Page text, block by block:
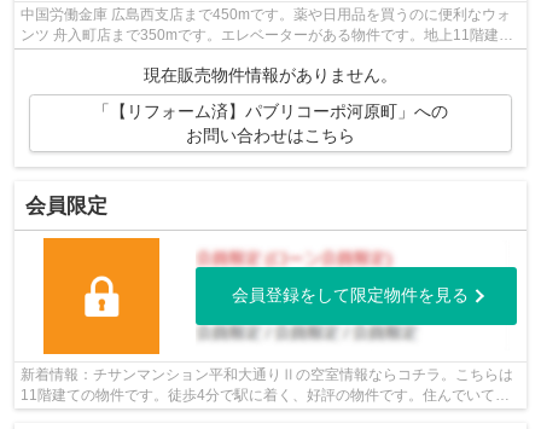
中国労働金庫 広島西支店まで450mです。薬や日用品を買うのに便利なウォ
ンツ 舟入町店まで350mです。エレベーターがある物件です。地上11階建て
現在販売物件情報がありません。
「【リフォーム済】パブリコーポ河原町」への
お問い合わせはこちら
会員限定
会員登録をして限定物件を見る
新着情報：チサンマンション平和大通りⅡの空室情報ならコチラ。こちらは
11階建ての物件です。徒歩4分で駅に着く、好評の物件です。住んでいて心
地の良い中古マンションで魅力的です。...